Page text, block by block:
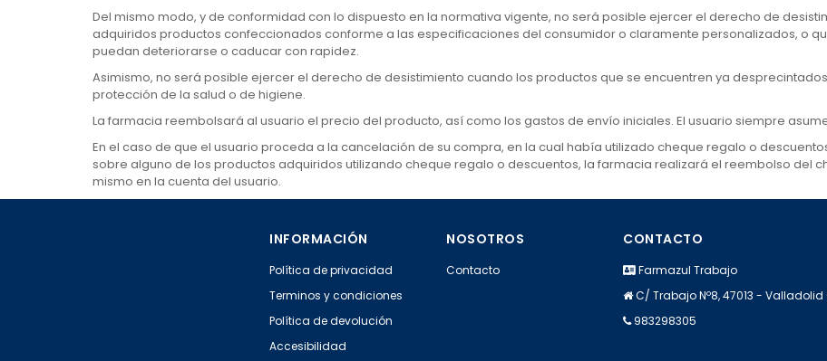
Del mismo modo, y de conformidad con lo dispuesto en la normativa vigente, no será posible ejercer el derecho de
adquiridos productos confeccionados conforme a las especificaciones del consumidor o claramente personalizados, o
puedan deteriorarse o caducar con rapidez.
Asimismo, no será posible ejercer el derecho de desistimiento cuando los productos que se encuentren ya
protección de la salud o de higiene.
La farmacia reembolsará al usuario el precio del producto, así como los gastos de envío iniciales. El usuario siempre
En el caso de que el usuario proceda a la cancelación de su compra, en la cual había utilizado cheque regalo o
sobre alguno de los productos adquiridos utilizando cheque regalo o descuentos, la farmacia realizará el reembolso del
mismo en la cuenta del usuario.
INFORMACIÓN
Política de privacidad
Terminos y condiciones
Política de devolución
Accesibilidad
NOSOTROS
Contacto
CONTACTO
Farmazul Trabajo
C/ Trabajo Nº8, 47013 -
983298305